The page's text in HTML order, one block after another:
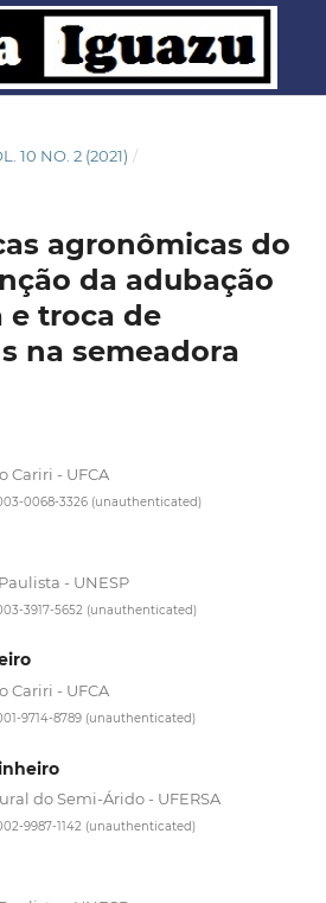
10 NO. 2 (2021) /
agronômicas do
da adubação
troca de
na semeadora
Cariri - UFCA
0068-3326 (unauthenticated)
- UNESP
3917-5652 (unauthenticated)
Cariri - UFCA
9714-8789 (unauthenticated)
do Semi-Árido - UFERSA
9987-1142 (unauthenticated)